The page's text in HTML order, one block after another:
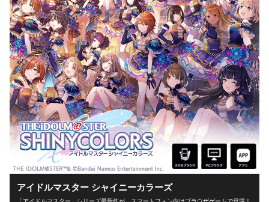
アイドルマスター シャイニーカラーズ